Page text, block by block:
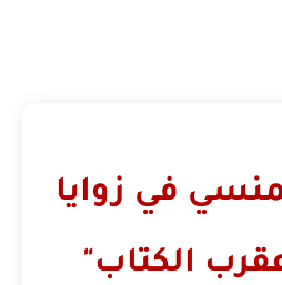
في زوايا
الكتاب"